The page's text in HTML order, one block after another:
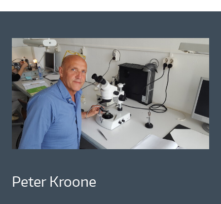
Peter Kroone